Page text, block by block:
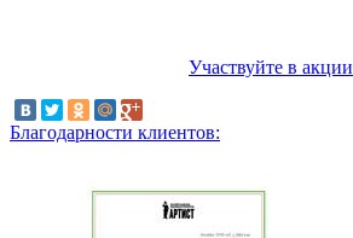
Участвуйте в акции
Благодарности клиентов: